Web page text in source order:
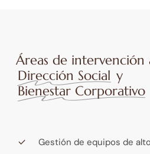
Áreas de intervención
Dirección Social y
Bienestar Corporativo
Gestión de equipos de